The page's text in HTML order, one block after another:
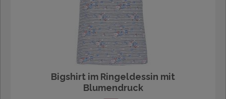
Bigshirt im Ringeldessin mit
Blumendruck